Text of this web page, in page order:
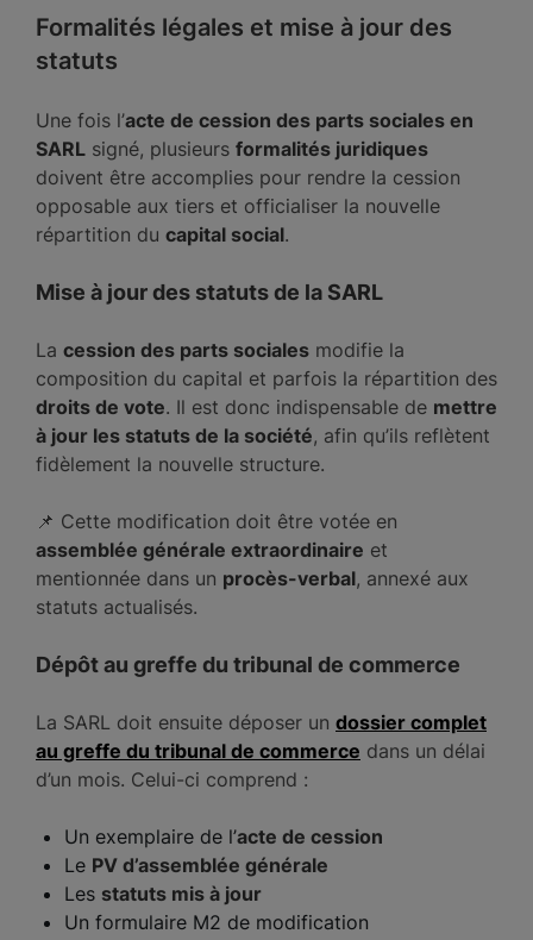
Formalités légales et mise à jour des
statuts
Une fois l’acte de cession des parts sociales en
SARL signé, plusieurs formalités juridiques
doivent être accomplies pour rendre la cession
opposable aux tiers et officialiser la nouvelle
répartition du capital social.
Mise à jour des statuts de la SARL
La cession des parts sociales modifie la
composition du capital et parfois la répartition des
droits de vote. Il est donc indispensable de mettre
à jour les statuts de la société, afin qu’ils reflètent
fidèlement la nouvelle structure.
📌 Cette modification doit être votée en
assemblée générale extraordinaire et
mentionnée dans un procès-verbal, annexé aux
statuts actualisés.
Dépôt au greffe du tribunal de commerce
La SARL doit ensuite déposer un dossier complet
au greffe du tribunal de commerce dans un délai
d’un mois. Celui-ci comprend :
Un exemplaire de l’acte de cession
Le PV d’assemblée générale
Les statuts mis à jour
Un formulaire M2 de modification